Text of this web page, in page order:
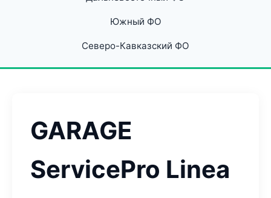
Южный ФО
Северо-Кавказский ФО
GARAGE
ServicePro Linea